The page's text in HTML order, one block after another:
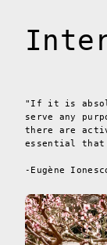
"If it is
serve any
there are
essential
-Eugène